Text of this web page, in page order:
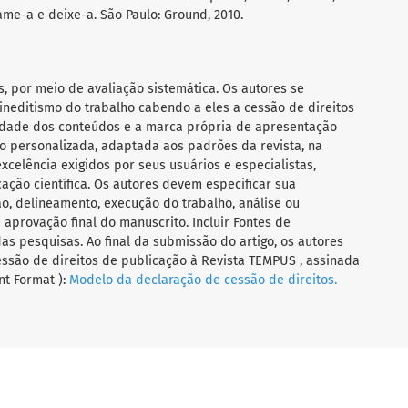
a e deixe-a. São Paulo: Ground, 2010.
por meio de avaliação sistemática. Os autores se
do trabalho cabendo a eles a cessão de direitos
dos conteúdos e a marca própria de apresentação
personalizada, adaptada aos padrões da revista, na
exigidos por seus usuários e especialistas,
científica. Os autores devem especificar sua
delineamento, execução do trabalho, análise ou
final do manuscrito. Incluir Fontes de
pesquisas. Ao final da submissão do artigo, os autores
de direitos de publicação à Revista TEMPUS , assinada
Format ): Modelo da declaração de cessão de direitos.